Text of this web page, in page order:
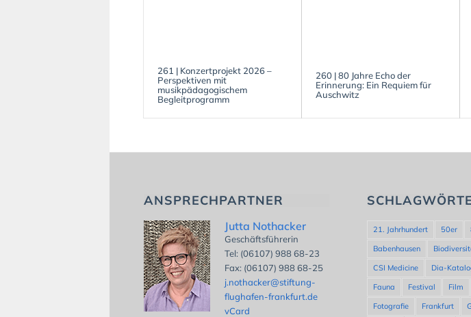
261 | Konzertprojekt 2026 –
Perspektiven mit
musikpädagogischem
Begleitprogramm
260 | 80 Jahre Echo der
Erinnerung: Ein Requiem für
Auschwitz
ANSPRECHPARTNER
Jutta Nothacker
Geschäftsführerin
Tel: (06107) 988 68-23
Fax: (06107) 988 68-25
j.nothacker@stiftung-
flughafen-frankfurt.de
vCard
21. Jahrhundert 50er
Babenhausen
CSI Medicine
Dia-
Fauna
Festival Film
Fotografie
Frankfurt